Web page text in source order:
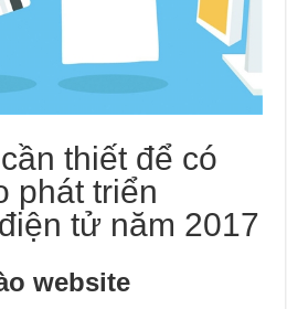
thiết để có
phát triển
tử năm 2017
website